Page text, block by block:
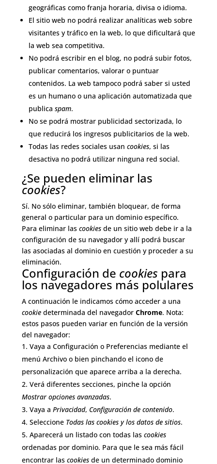
geográficas como franja horaria, divisa o idioma.
El sitio web no podrá realizar analíticas web sobre
visitantes y tráfico en la web, lo que dificultará que
la web sea competitiva.
No podrá escribir en el blog, no podrá subir fotos,
publicar comentarios, valorar o puntuar
contenidos. La web tampoco podrá saber si usted
es un humano o una aplicación automatizada que
publica spam.
No se podrá mostrar publicidad sectorizada, lo
que reducirá los ingresos publicitarios de la web.
Todas las redes sociales usan cookies, si las
desactiva no podrá utilizar ninguna red social.
¿Se pueden eliminar las
cookies?
Sí. No sólo eliminar, también bloquear, de forma
general o particular para un dominio específico.
Para eliminar las cookiesde un sitio web debe ir a la
configuración de su navegador y allí podrá buscar
las asociadas al dominio en cuestión y proceder a su
eliminación.
Configuración de cookies para
los navegadores más polulares
A continuación le indicamos cómo acceder a una
cookiedeterminada del navegador Chrome. Nota:
estos pasos pueden variar en función de la versión
del navegador:
Vaya a Configuración o Preferencias mediante el
menú Archivo o bien pinchando el icono de
personalización que aparece arriba a la derecha.
Verá diferentes secciones, pinche la opción
Mostrar opciones avanzadas.
Vaya a Privacidad, Configuración de contenido.
Seleccione Todas las cookies y los datos de sitios.
Aparecerá un listado con todas las cookies
ordenadas por dominio. Para que le sea más fácil
encontrar las cookiesde un determinado dominio